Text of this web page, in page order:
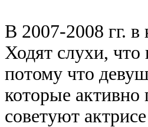
В 2007-2008 гг.
Ходят слухи,
потому что
которые
советуют